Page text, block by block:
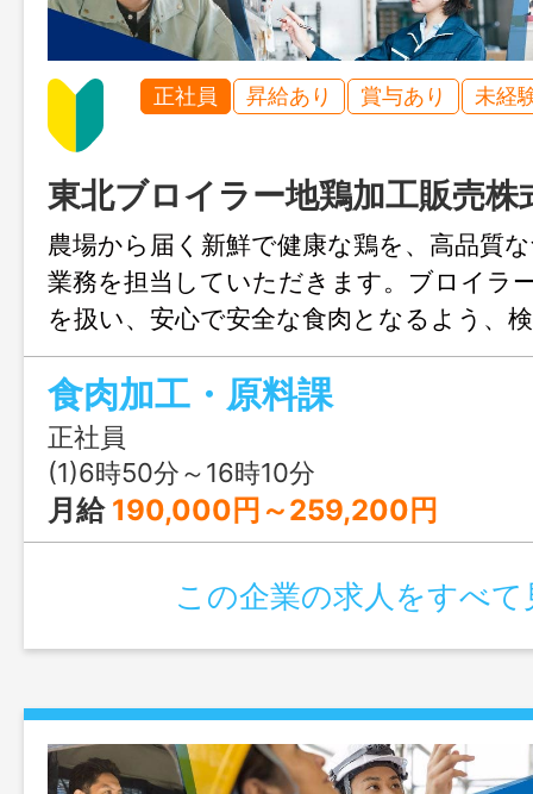
正社員 昇給あり 賞与あり 未経
東北ブロイラー地鶏加工販売株
農場から届く新鮮で健康な鶏を、高品質
業務を担当していただきます。ブロイラ
を扱い、安心で安全な食肉となるよう、
行いながら進める責任あるお仕事です。
をしっかり検査・確認し、ブロイラーは
地鶏は包丁で頸動脈を切ります。その後
を取り、足・首・内臓を処理して、内臓
分は除去し、肝臓や砂肝など食べられる
出し、冷却・洗浄して次の工程へ渡しま
をしっかり確認し、基準を満たしたもの
ります。機械と手作業の両方を覚える大
未経験者でも充実した研修でしっかり習
にしながら長く働き活躍できる職場です
食肉加工・原料課
正社員
(1)6時50分～16時10分
月給 190,000円～259,200円
この企業の求人をすべて